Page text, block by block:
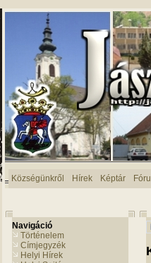
Községünkről Hírek Képtár
Navigáció
Történelem
Címjegyzék
Helyi Hírek